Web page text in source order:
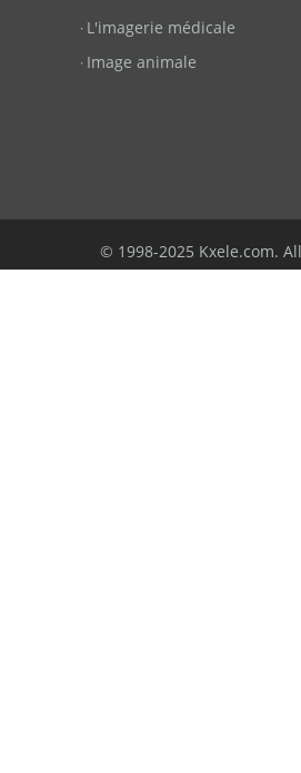
· L'imagerie médicale
· Image animale
© 1998-2025 Kxele.com.